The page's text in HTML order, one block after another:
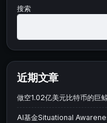
搜索
近期文章
做空1.02亿美元比特币的巨
AI基金Situational